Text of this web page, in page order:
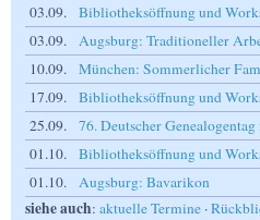
03.09.
Bibliotheksöffnung und
03.09.
Augsburg: Traditioneller
10.09.
München: Sommerlicher
17.09.
Bibliotheksöffnung und
25.09.
76. Deutscher
01.10.
Bibliotheksöffnung und
01.10.
Augsburg: Bavarikon
siehe auch: aktuelle Termine ·